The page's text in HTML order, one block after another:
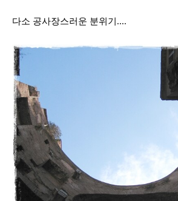
다소 공사장스러운 분위기....